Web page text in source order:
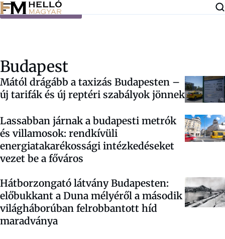
Ugrás a tartalomra
Budapest
Mától drágább a taxizás Budapesten –
új tarifák és új reptéri szabályok jönnek
Lassabban járnak a budapesti metrók
és villamosok: rendkívüli
energiatakarékossági intézkedéseket
vezet be a főváros
Hátborzongató látvány Budapesten:
előbukkant a Duna mélyéről a második
világháborúban felrobbantott híd
maradványa